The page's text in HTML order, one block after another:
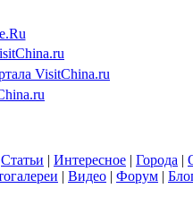
VisitChina.ru
Статьи | Интересное | Города |
| Видео | Форум |